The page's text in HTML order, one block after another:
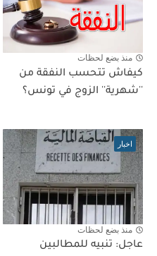
منذ بضع لحظات
كيفاش تتحسب النفقة من
''شهرية'' الزوج في تونس؟
اخبار
منذ بضع لحظات
عاجل: تنبيه للمطالبين